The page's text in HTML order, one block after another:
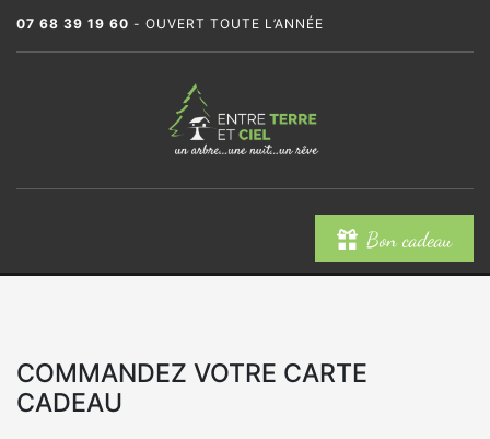
07 68 39 19 60 - OUVERT TOUTE L’ANNÉE
Bon cadeau
COMMANDEZ VOTRE CARTE
CADEAU